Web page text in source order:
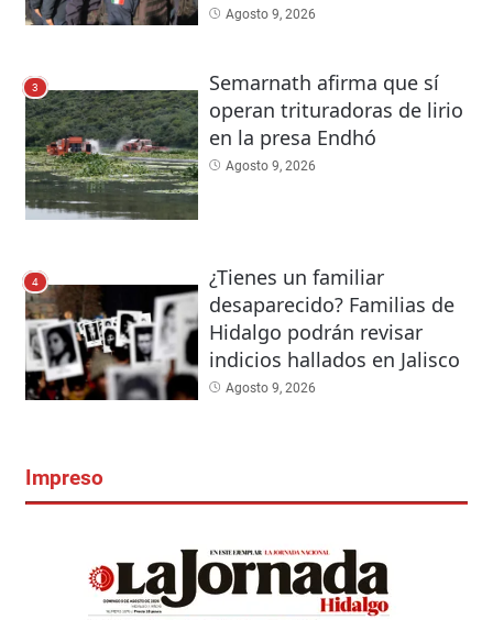
Agosto 9, 2026
3
Semarnath afirma que sí
operan trituradoras de lirio
en la presa Endhó
Agosto 9, 2026
4
¿Tienes un familiar
desaparecido? Familias de
Hidalgo podrán revisar
indicios hallados en Jalisco
Agosto 9, 2026
Impreso